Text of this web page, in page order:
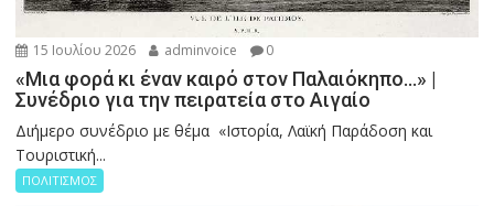
15 Ιουλίου 2026 adminvoice 0
«Μια φορά κι έναν καιρό στον Παλαιόκηπο…» |
Συνέδριο για την πειρατεία στο Αιγαίο
Διήμερο συνέδριο με θέμα «Ιστορία, Λαϊκή Παράδοση και
Τουριστική...
ΠΟΛΙΤΙΣΜΟΣ